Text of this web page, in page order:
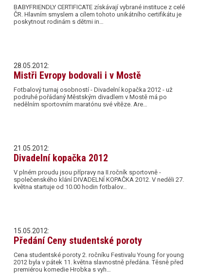
BABYFRIENDLY CERTIFICATE získávají vybrané instituce z celé
ČR. Hlavním smyslem a cílem tohoto unikátního certifikátu je
poskytnout rodinám s dětmi in…
28.05.2012:
Mistři Evropy bodovali i v Mostě
Fotbalový turnaj osobností - Divadelní kopačka 2012 - už
podruhé pořádaný Městským divadlem v Mostě má po
nedělním sportovním maratónu své vítěze. Are…
21.05.2012:
Divadelní kopačka 2012
V plném proudu jsou přípravy na II.ročník sportovně -
společenského klání DIVADELNÍ KOPAČKA 2012. V neděli 27.
května startuje od 10.00 hodin fotbalov…
15.05.2012:
Předání Ceny studentské poroty
Cena studentské poroty 2. ročníku Festivalu Young for young
2012 byla v pátek 11. května slavnostně předána. Těsně před
premiérou komedie Hrobka s vyh…